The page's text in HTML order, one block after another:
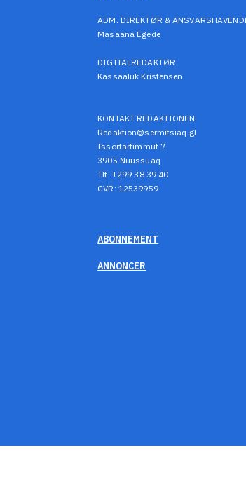
ADM. DIREKTØR &
Masaana Egede
DIGITALREDAKTØR
Kassaaluk Kristensen
KONTAKT REDAKTIONEN
Redaktion@sermitsiaq.gl
Issortarfimmut 7
3905 Nuussuaq
Tlf: +299 38 39 40
CVR: 12539959
ABONNEMENT
ANNONCER